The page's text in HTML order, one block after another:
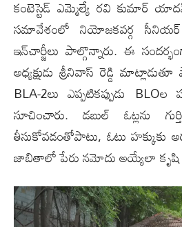
కంటెస్టెడ్ ఎమ్మెల్యే రవి కుమార్
సమావేశంలో నియోజకవర్గ సీనియర్
ఇన్‌చార్జీలు పాల్గొన్నారు. ఈ
అధ్యక్షుడు శ్రీనివాస్ రెడ్డి
BLA-2లు ఎప్పటికప్పుడు BLOల
సూచించారు. డబుల్ ఓట్లను
తీసుకోవడంతోపాటు, ఓటు హక్కుకు
జాబితాలో పేరు నమోదు అయ్యేలా కృషి